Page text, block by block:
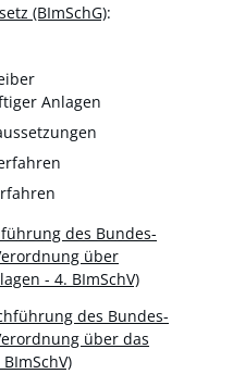
(BImSchG):
Anlagen
des Bundes-
über
- 4. BImSchV)
des Bundes-
über das